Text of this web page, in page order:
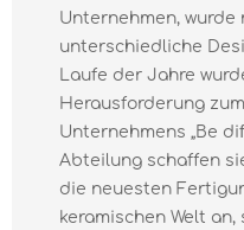
Unternehmen,
unterschiedliche
Laufe der Jahre
Herausforderung
Unternehmens „Be
Abteilung schaffen
die neuesten
keramischen Welt